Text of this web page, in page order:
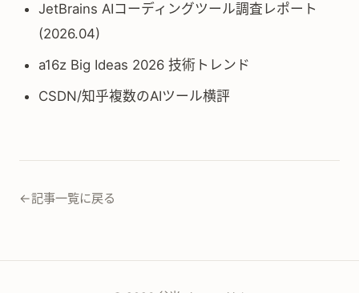
JetBrains AIコーディングツール調査レポート
(2026.04)
a16z Big Ideas 2026 技術トレンド
CSDN/知乎複数のAIツール横評
←記事一覧に戻る